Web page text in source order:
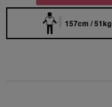
157cm / 51kg